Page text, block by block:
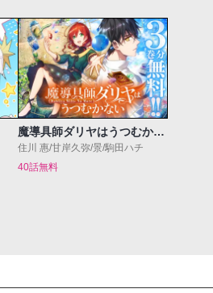
魔導具師ダリヤはうつむかない ～Dahliya Wilts No More～
住川 惠/甘岸久弥/景/駒田ハチ
40話無料